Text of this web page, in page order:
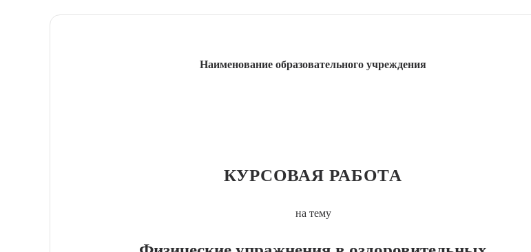
Наименование образовательного учреждения
КУРСОВАЯ РАБОТА
на тему